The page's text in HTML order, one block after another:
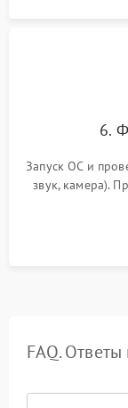
6.
Запуск ОС и
звук, камера).
для
FAQ.